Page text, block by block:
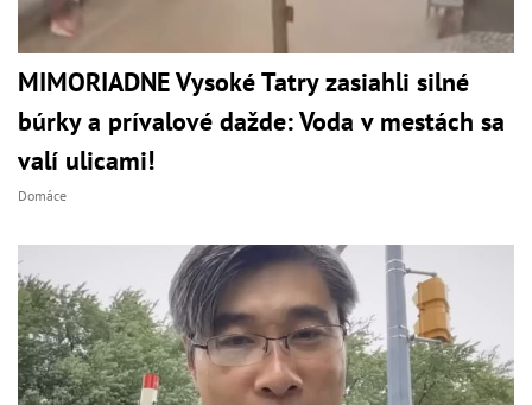
MIMORIADNE Vysoké Tatry zasiahli silné
búrky a prívalové dažde: Voda v mestách sa
valí ulicami!
Domáce